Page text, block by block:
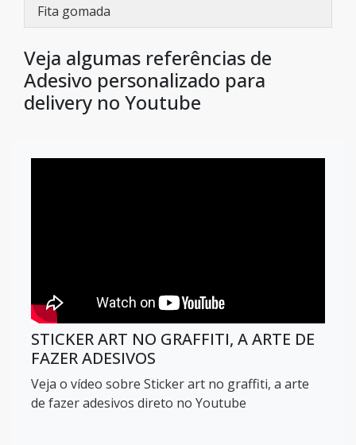
Fita gomada
Veja algumas referências de
Adesivo personalizado para
delivery no Youtube
STICKER ART NO GRAFFITI, A ARTE DE
FAZER ADESIVOS
Veja o vídeo sobre Sticker art no graffiti, a arte
de fazer adesivos direto no Youtube